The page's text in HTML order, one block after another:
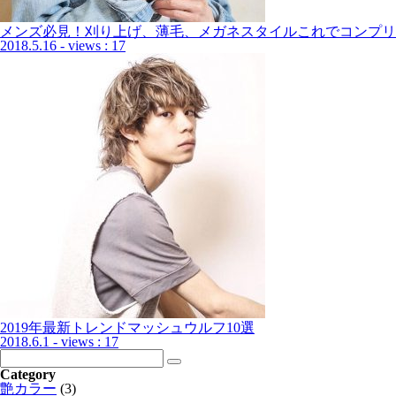
メンズ必見！刈り上げ、薄毛、メガネスタイルこれでコンプ
2018.5.16 - views : 17
2019年最新トレンドマッシュウルフ10選
2018.6.1 - views : 17
Category
艶カラー (3)